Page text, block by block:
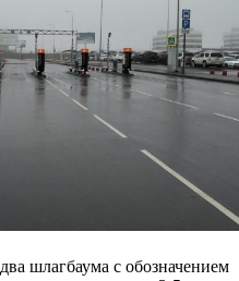
шлагбаума с обозначением